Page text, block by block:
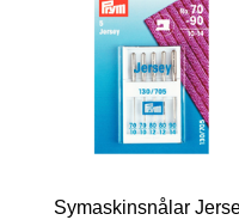
Symaskinsnålar